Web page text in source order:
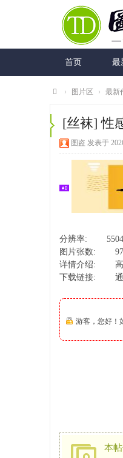
首页 最
盗
› 图片区 › 最新
[丝袜]性
图盗 发表于
分辨率:
图片张数: 97
详情介绍: 高
下载链接: 通
游客，您好！
本